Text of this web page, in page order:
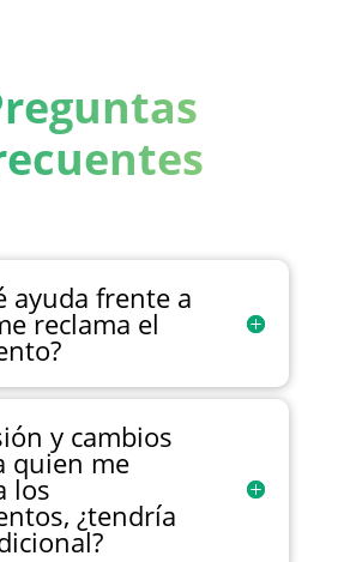
ayuda frente a
reclama el
y cambios
quien me
los
¿tendría